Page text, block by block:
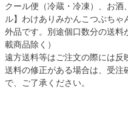
クール便（冷蔵・冷凍）、お
ル】わけありみかんこつぶち
外品です。別途個口数分の送
載商品除く）
遠方送料等はご注文の際には反
送料の修正がある場合は、受
で、ご了承ください。